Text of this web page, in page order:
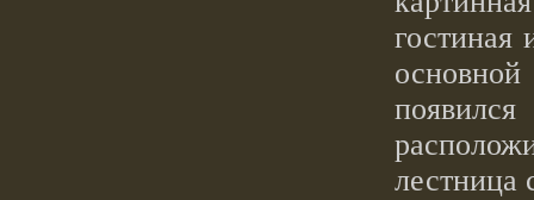
гостиная
основной
лестница